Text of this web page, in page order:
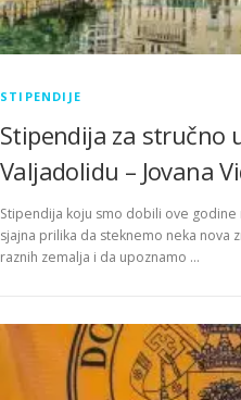
STIPENDIJE
Stipendija za stručno
Valjadolidu – Jovana
Stipendija koju smo dobili ove
sjajna prilika da steknemo neka nova
raznih zemalja i da upoznamo …